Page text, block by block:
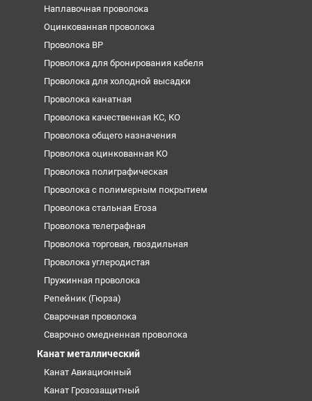
Наплавочная проволока
Оцинкованная проволока
Проволока ВР
Проволока для бронирования кабеля
Проволока для холодной высадки
Проволока канатная
Проволока качественная КС, КО
Проволока общего назначения
Проволока оцинкованная КО
Проволока полиграфическая
Проволока с полимерным покрытием
Проволока стальная Егоза
Проволока телеграфная
Проволока торговая, гвоздильная
Проволока углеродистая
Пружинная проволока
Репейник (Гюрза)
Сварочная проволока
Сварочно омедненная проволока
Канат металлический
Канат Авиационный
Канат Грозозащитный